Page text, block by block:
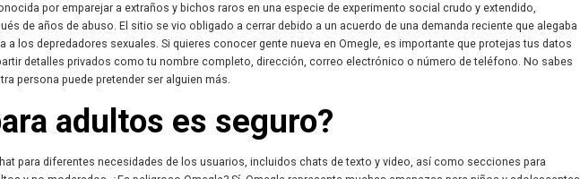
por emparejar a extraños y bichos raros en una especie de experimento social crudo y extendido,
de años de abuso. El sitio se vio obligado a cerrar debido a un acuerdo de una demanda reciente que alegaba
a los depredadores sexuales. Si quieres conocer gente nueva en Omegle, es importante que protejas tus datos
detalles privados como tu nombre completo, dirección, correo electrónico o número de teléfono. No sabes
persona puede pretender ser alguien más.
adultos es seguro?
para diferentes necesidades de los usuarios, incluidos chats de texto y video, así como secciones para